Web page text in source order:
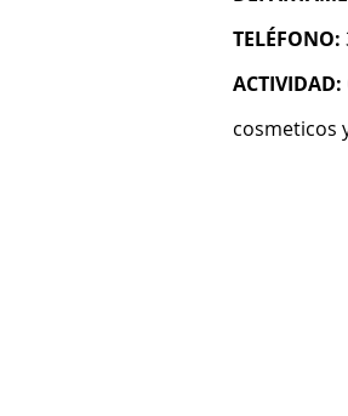
TELÉFONO:
ACTIVIDAD:
cosmeticos